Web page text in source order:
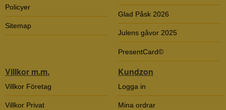
Policyer
Sitemap
Glad Påsk 2026
Julens gåvor 2025
PresentCard©
Villkor m.m.
Villkor Företag
Villkor Privat
Kundzon
Logga in
Mina ordrar